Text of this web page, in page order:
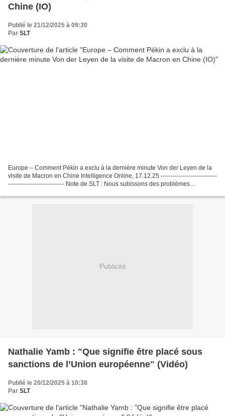
Chine (IO)
Publié le 21/12/2025 à 09:30
Par SLT
Europe – Comment Pékin a exclu à la dernière minute Von der Leyen de la
visite de Macron en Chine Intelligence Online, 17.12.25 ----------------------------
---------------------------- Note de SLT : Nous subissons des problèmes
Publicité
Nathalie Yamb : "Que signifie être placé sous
sanctions de l’Union européenne" (Vidéo)
Publié le 20/12/2025 à 10:38
Par SLT